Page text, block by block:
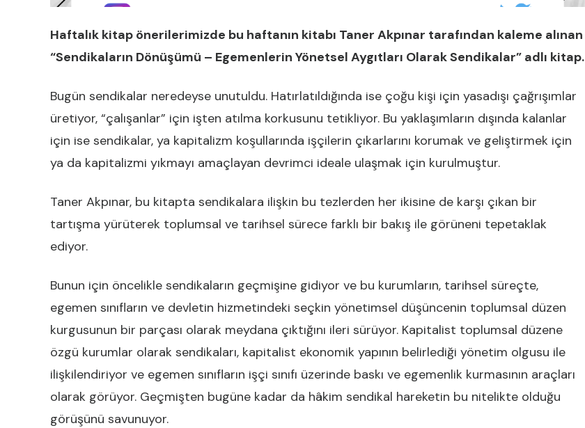
Haftalık kitap önerilerimizde bu haftanın kitabı Taner Akpınar tarafından kaleme alınan
“Sendikaların Dönüşümü – Egemenlerin Yönetsel Aygıtları Olarak Sendikalar” adlı kitap.
Bugün sendikalar neredeyse unutuldu. Hatırlatıldığında ise çoğu kişi için yasadışı çağrışımlar
üretiyor, “çalışanlar” için işten atılma korkusunu tetikliyor. Bu yaklaşımların dışında kalanlar
için ise sendikalar, ya kapitalizm koşullarında işçilerin çıkarlarını korumak ve geliştirmek için
ya da kapitalizmi yıkmayı amaçlayan devrimci ideale ulaşmak için kurulmuştur.
Taner Akpınar, bu kitapta sendikalara ilişkin bu tezlerden her ikisine de karşı çıkan bir
tartışma yürüterek toplumsal ve tarihsel sürece farklı bir bakış ile görüneni tepetaklak
ediyor.
Bunun için öncelikle sendikaların geçmişine gidiyor ve bu kurumların, tarihsel süreçte,
egemen sınıfların ve devletin hizmetindeki seçkin yönetimsel düşüncenin toplumsal düzen
kurgusunun bir parçası olarak meydana çıktığını ileri sürüyor. Kapitalist toplumsal düzene
özgü kurumlar olarak sendikaları, kapitalist ekonomik yapının belirlediği yönetim olgusu ile
ilişkilendiriyor ve egemen sınıfların işçi sınıfı üzerinde baskı ve egemenlik kurmasının araçları
olarak görüyor. Geçmişten bugüne kadar da hâkim sendikal hareketin bu nitelikte olduğu
görüşünü savunuyor.